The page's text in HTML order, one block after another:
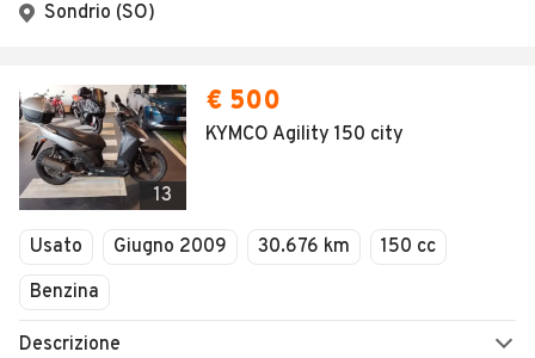
Sondrio (SO)
13
€ 500
KYMCO Agility 150 city
Usato Giugno 2009 30.676 km
150 cc
Benzina
Descrizione